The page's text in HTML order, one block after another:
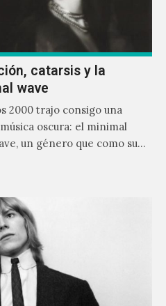
catarsis y la
wave
2000 trajo consigo una
oscura: el minimal
un género que como su